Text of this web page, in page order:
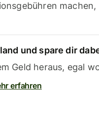
und spare dir
Geld heraus, egal
erfahren